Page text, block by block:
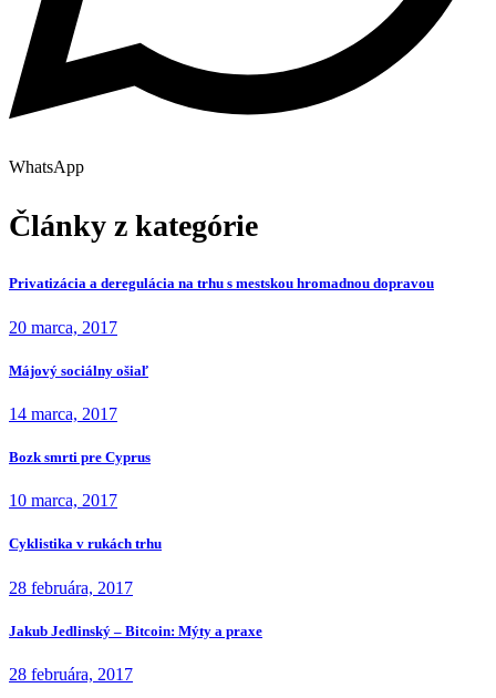
WhatsApp
Články z kategórie
Privatizácia a deregulácia na trhu s mestskou hromadnou dopravou
20 marca, 2017
Májový sociálny ošiaľ
14 marca, 2017
Bozk smrti pre Cyprus
10 marca, 2017
Cyklistika v rukách trhu
28 februára, 2017
Jakub Jedlinský – Bitcoin: Mýty a praxe
28 februára, 2017